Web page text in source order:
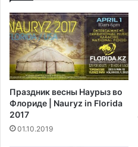
с
п
ы
т
а
н
и
е
п
р
о
а
е
т
с
о
з
д
а
т
ь
Праздник весны Наурыз во
Флориде | Nauryz in Florida
2017
01.10.2019